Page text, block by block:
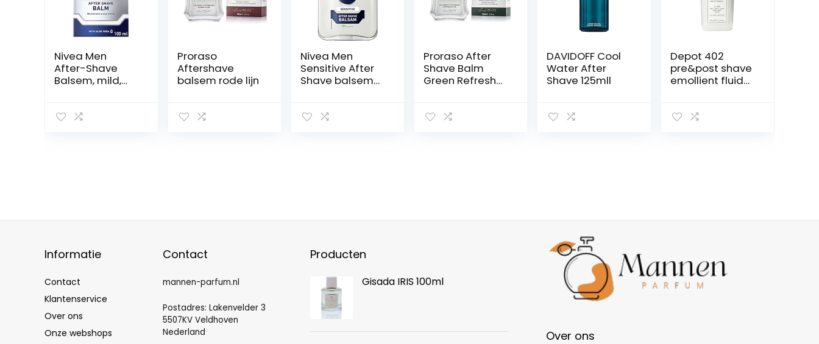
Nivea Men
After-Shave
Balsem, mild,
Proraso
Aftershave
balsem rode lijn
Nivea Men
Sensitive After
Shave balsem
aftershave,
Proraso After
Shave Balm
Green Refresh
DAVIDOFF Cool
Water After
Shave 125mll
Depot 402
pre&post shave
emollient fluid
Informatie
Contact
Klantenservice
Over ons
Onze webshops
Contact
mannen-parfum.nl
Postadres: Lakenvelder 3
5507KV Veldhoven
Nederland
Producten
Gisada IRIS 100ml
Over ons